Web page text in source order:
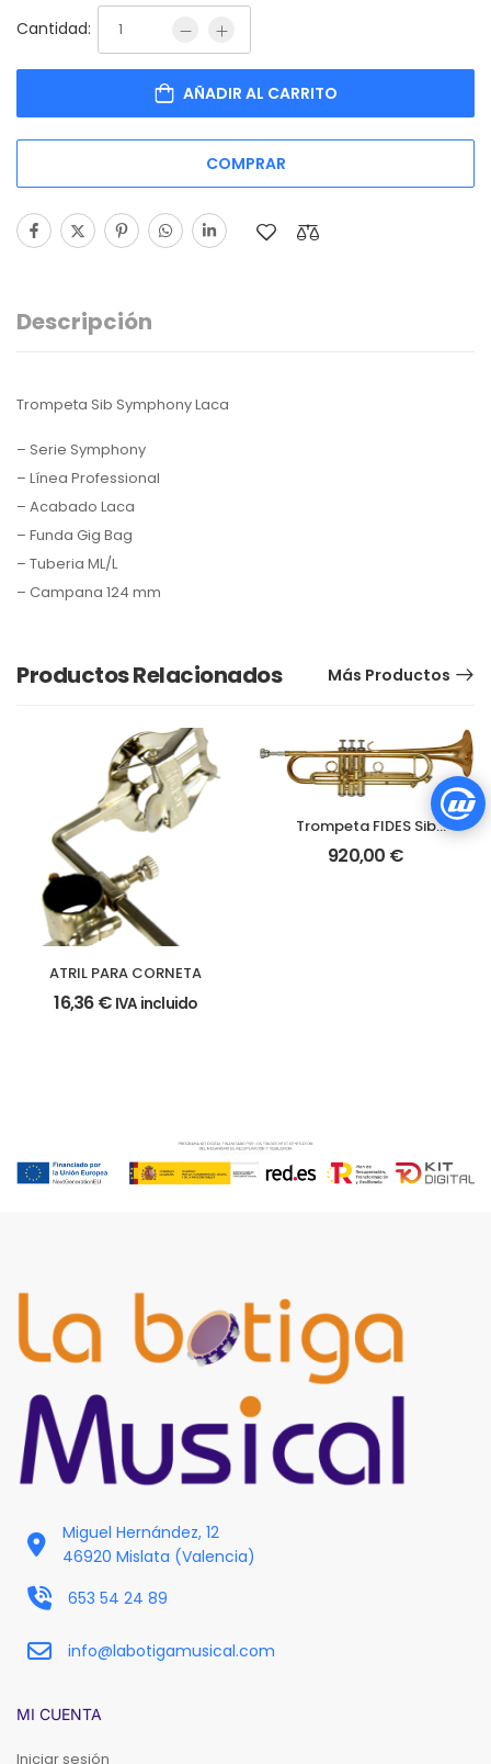
Cantidad:
AÑADIR AL CARRITO
COMPRAR
Descripción
Trompeta Sib Symphony Laca
– Serie Symphony
– Línea Professional
– Acabado Laca
– Funda Gig Bag
– Tuberia ML/L
– Campana 124 mm
Productos Relacionados Más Productos
ATRIL PARA CORNETA
16,36€ IVA incluido
Trompeta FIDES Sib
Pioneer Laca
920,00 €
Miguel Hernández, 12
46920 Mislata (Valencia)
653 54 24 89
info@labotigamusical.com
MI CUENTA
Iniciar sesión